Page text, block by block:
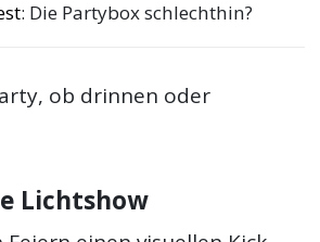
: Die Partybox schlechthin?
ob drinnen oder
Lichtshow